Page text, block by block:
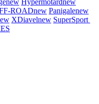
new Hypermotardnew
ROADnew Panigalenew
XDiavelnew SuperSport